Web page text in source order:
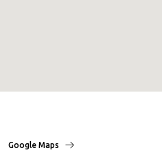
Google Maps